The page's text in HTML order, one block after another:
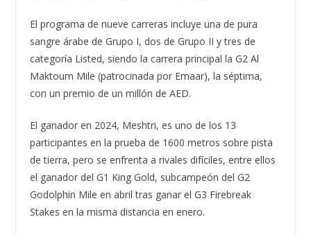
El programa de nueve carreras incluye una de pura
sangre árabe de Grupo I, dos de Grupo II y tres de
categoría Listed, siendo la carrera principal la G2 Al
Maktoum Mile (patrocinada por Emaar), la séptima,
con un premio de un millón de AED.
El ganador en 2024, Meshtri, es uno de los 13
participantes en la prueba de 1600 metros sobre pista
de tierra, pero se enfrenta a rivales difíciles, entre ellos
el ganador del G1 King Gold, subcampeón del G2
Godolphin Mile en abril tras ganar el G3 Firebreak
Stakes en la misma distancia en enero.